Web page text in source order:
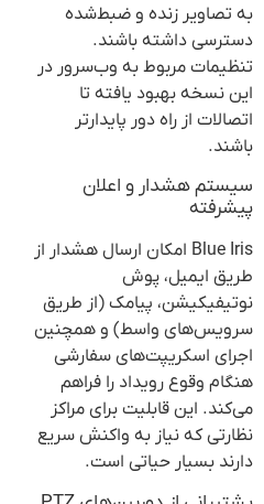
به تصاویر زنده و ضبط‌شده
دسترسی داشته باشند.
تنظیمات مربوط به وب‌سرور در
این نسخه بهبود یافته تا
اتصالات از راه دور پایدارتر
باشند.
سیستم هشدار و اعلان
پیشرفته
Blue Iris امکان ارسال هشدار از
طریق ایمیل، پوش
نوتیفیکیشن، پیامک (از طریق
سرویس‌های واسط) و همچنین
اجرای اسکریپت‌های سفارشی
هنگام وقوع رویداد را فراهم
می‌کند. این قابلیت برای مراکز
نظارتی که نیاز به واکنش سریع
دارند بسیار حیاتی است.